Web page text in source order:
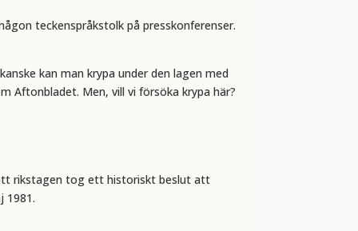
teckenspråkstolk på presskonferenser.
kan man krypa under den lagen med
Aftonbladet. Men, vill vi försöka krypa här?
rikstagen tog ett historiskt beslut att
1981.